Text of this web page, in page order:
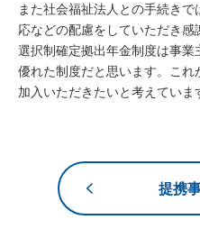
また社会福祉法人との手続き
応などの配慮をしていただき感
選択制確定拠出年金制度は事
優れた制度だと思います。こ
加入いただきたいと考えていま
提携